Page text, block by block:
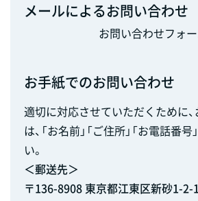
メールによるお問い合わせ
お問い合わせフォ
お手紙でのお問い合わせ
適切に対応させていただくために
は、「お名前」「ご住所」「お電話番
い。
＜郵送先＞
〒136-8908 東京都江東区新砂1-2-